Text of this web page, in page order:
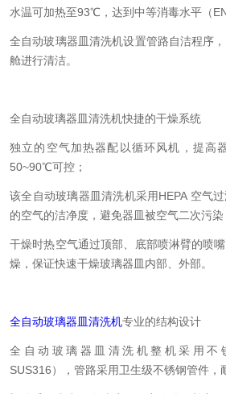
水温可加热至93℃，达到中等消毒水
全自动玻璃器皿清洗机设置管路自洁程序
舱进行清洁。
全自动玻璃器皿清洗机快捷的干燥
独立的空气加热器配以循环风机，提高
50~90℃可控；
该全自动玻璃器皿清洗机采用HEPA 空气
的空气的洁净度，避免器皿被空气二次污染
干燥时热空气通过顶部、底部喷淋臂的喷
燥，保证快速干燥玻璃器皿内部、外部。
全自动玻璃器皿清洗机专业的结构
全自动玻璃器皿清洗机整机采用不
SUS316），管路采用卫生级不锈钢管件